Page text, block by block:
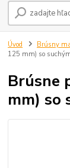
Úvod Brúsny
125 mm) so
Brúsne
mm) so